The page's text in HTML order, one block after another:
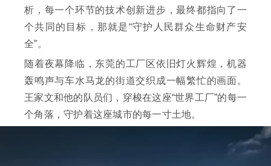
析，每一个环节的技术创新进步，最终都指向了一
个共同的目标，那就是“守护人民群众生命财产安
全”。
随着夜幕降临，东莞的工厂区依旧灯火辉煌，机器
轰鸣声与车水马龙的街道交织成一幅繁忙的画面。
王家文和他的队员们，穿梭在这座“世界工厂”的每一
个角落，守护着这座城市的每一寸土地。